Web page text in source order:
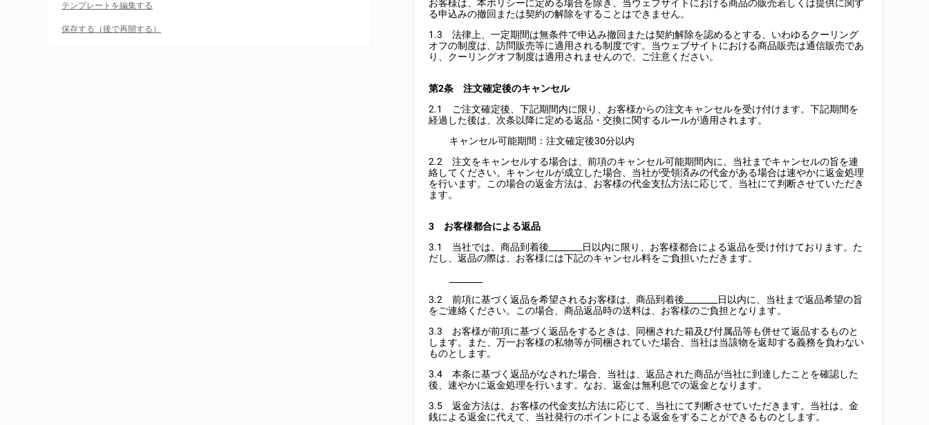
テンプレートを編集する
お客様は、本ポリシーに定める場合を除き、当ウェブサイトにおける商品の販売若しくは提供に関す
る申込みの撤回または契約の解除をすることはできません。
1.3 法律上、一定期間は無条件で申込み撤回または契約解除を認めるとする、いわゆるクーリング
オフの制度は、訪問販売等に適用される制度です。当ウェブサイトにおける商品販売は通信販売であ
り、クーリングオフ制度は適用されませんので、ご注意ください。
第2条 注文確定後のキャンセル
2.1 ご注文確定後、下記期間内に限り、お客様からの注文キャンセルを受け付けます。下記期間を
経過した後は、次条以降に定める返品・交換に関するルールが適用されます。
キャンセル可能期間：注文確定後30分以内
2.2 注文をキャンセルする場合は、前項のキャンセル可能期間内に、当社までキャンセルの旨を連
絡してください。キャンセルが成立した場合、当社が受領済みの代金がある場合は速やかに返金処理
を行います。この場合の返金方法は、お客様の代金支払方法に応じて、当社にて判断させていただき
ます。
3 お客様都合による返品
3.1 当社では、商品到着後
日以内に限り、お客様都合による返品を受け付けております。た
だし、返品の際は、お客様には下記のキャンセル料をご負担いただきます。
3.2 前項に基づく返品を希望されるお客様は、商品到着後
日以内に、当社まで返品希望の旨
をご連絡ください。この場合、商品返品時の送料は、お客様のご負担となります。
3.3 お客様が前項に基づく返品をするときは、同梱された箱及び付属品等も併せて返品するものと
します。また、万一お客様の私物等が同梱されていた場合、当社は当該物を返却する義務を負わない
ものとします。
3.4 本条に基づく返品がなされた場合、当社は、返品された商品が当社に到達したことを確認した
後、速やかに返金処理を行います。なお、返金は無利息での返金となります。
3.5 返金方法は、お客様の代金支払方法に応じて、当社にて判断させていただきます。当社は、金
銭による返金に代えて、当社発行のポイントによる返金をすることができるものとします。